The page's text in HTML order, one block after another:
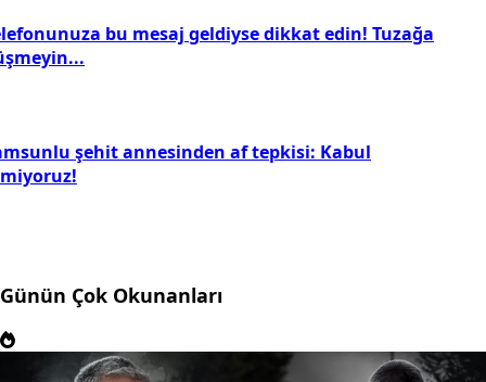
bu mesaj geldiyse dikkat edin! Tuzağa
şehit annesinden af tepkisi: Kabul
Günün Çok Okunanları